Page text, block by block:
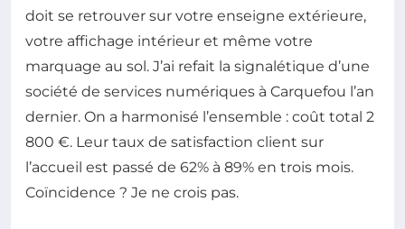
doit se retrouver sur votre enseigne extérieure,
votre affichage intérieur et même votre
marquage au sol. J’ai refait la signalétique d’une
société de services numériques à Carquefou l’an
dernier. On a harmonisé l’ensemble : coût total 2
800 €. Leur taux de satisfaction client sur
l’accueil est passé de 62% à 89% en trois mois.
Coïncidence ? Je ne crois pas.